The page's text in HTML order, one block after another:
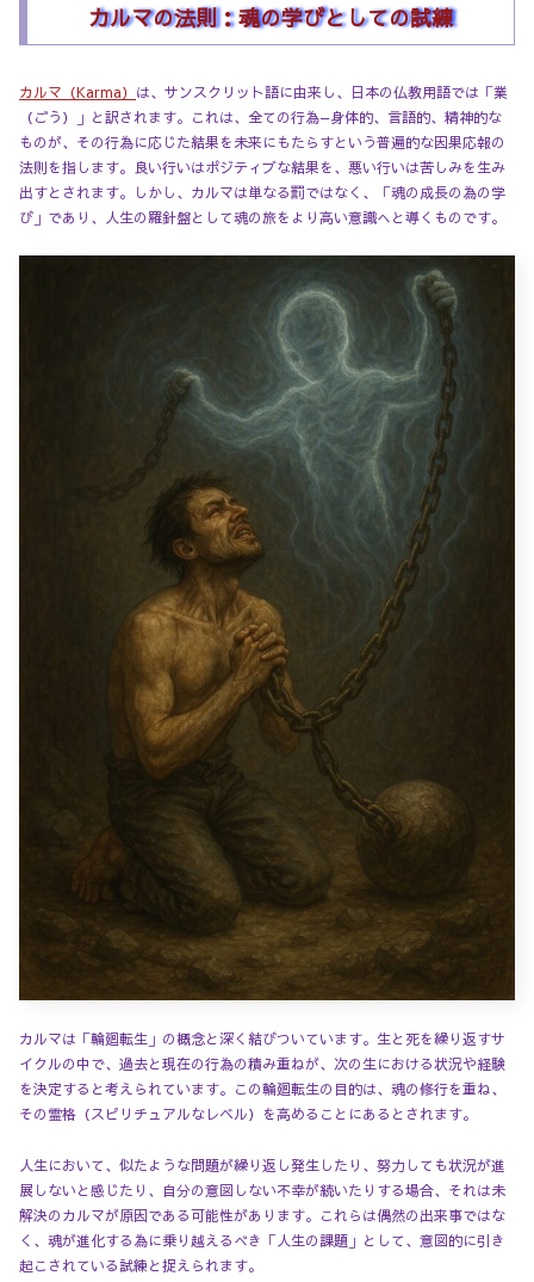
カルマの法則：魂の学びとしての試練
カルマ（Karma） は、サンスクリット語に由来し、日本の仏教用語では「業
（ごう）」と訳されます。これは、全ての行為—身体的、言語的、精神的な
ものが、その行為に応じた結果を未来にもたらすという普遍的な因果応報の
法則を指します。良い行いはポジティブな結果を、悪い行いは苦しみを生み
出すとされます。しかし、カルマは単なる罰ではなく、「魂の成長の為の学
び」であり、人生の羅針盤として魂の旅をより高い意識へと導くものです。
カルマは「輪廻転生」の概念と深く結びついています。生と死を繰り返すサ
イクルの中で、過去と現在の行為の積み重ねが、次の生における状況や経験
を決定すると考えられています。この輪廻転生の目的は、魂の修行を重ね、
その霊格（スピリチュアルなレベル）を高めることにあるとされます。
人生において、似たような問題が繰り返し発生したり、努力しても状況が進
展しないと感じたり、自分の意図しない不幸が続いたりする場合、それは未
解決のカルマが原因である可能性があります。これらは偶然の出来事ではな
く、魂が進化する為に乗り越えるべき「人生の課題」として、意図的に引き
起こされている試練と捉えられます。